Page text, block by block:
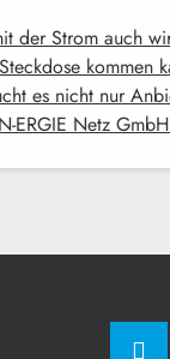
der Strom auch
kommen
es nicht nur
ERGIE Netz